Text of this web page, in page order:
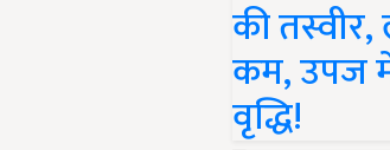
की
कम, उपज
वृद्धि!